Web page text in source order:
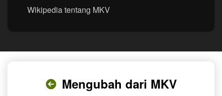
Wikipedia tentang MKV
Mengubah dari MKV